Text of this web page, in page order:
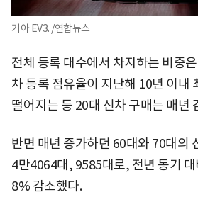
기아 EV3. /연합뉴스
전체 등록 대수에서 차지하는 비중
차 등록 점유율이 지난해 10년 이내
떨어지는 등 20대 신차 구매는 매년
반면 매년 증가하던 60대와 70대의
4만4064대, 9585대로, 전년 동기
8% 감소했다.